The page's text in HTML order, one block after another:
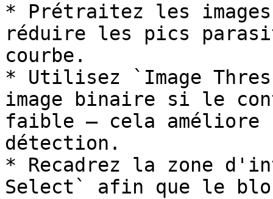
* Prétraitez les
réduire les pics
courbe.
* Utilisez `Image
image binaire si le
faible — cela
détection.
* Recadrez la zone
Select` afin que le